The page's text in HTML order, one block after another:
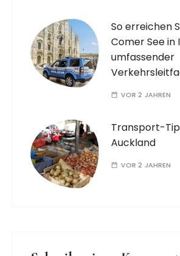
So erreichen
Comer See in
umfassender
VOR 2 JAHREN
Transport-
Auckland
VOR 2 JAHREN